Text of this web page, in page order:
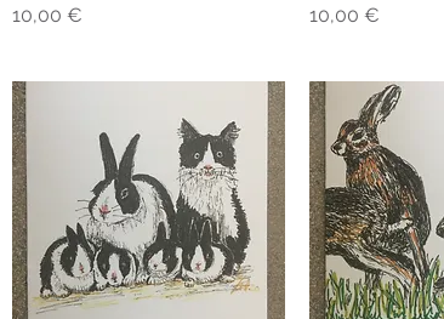
Preis
10,00 €
Preis
10,00 €